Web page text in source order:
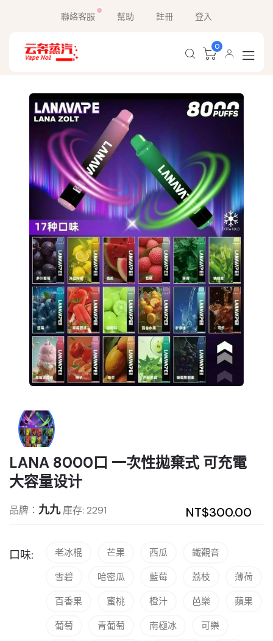
聯絡客服 幫助 註冊 登入
0
LANA 8000口 一次性拋棄式 可充電
大容量设计
品牌： 九九 NT$300.00
庫存: 2291
口味: 老冰棍 芒果 西瓜
鐵觀音
雪碧
哈密瓜 藍莓 荔枝
薄荷
百香果
蜜桃 橙汁 芭樂
蘋果
葡萄
青葡萄 南極冰
可樂